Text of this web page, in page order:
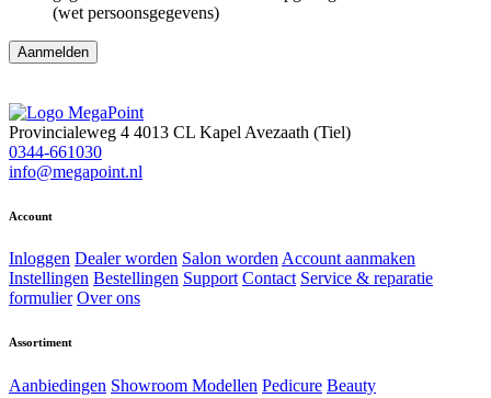
(wet persoonsgegevens)
Provincialeweg 4 4013 CL Kapel Avezaath (Tiel)
0344-661030
info@megapoint.nl
Account
Inloggen Dealer worden Salon wordenAccount aanmaken
Instellingen Bestellingen Support Contact Service & reparatie
formulier Over ons
Assortiment
Aanbiedingen Showroom Modellen Pedicure Beauty